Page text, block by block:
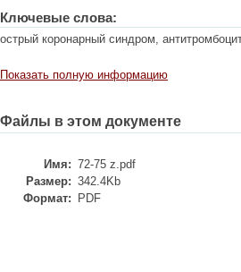
Ключевые слова:
острый коронарный синдром,
Показать полную информацию
Файлы в этом документе
Имя: 72-75 z.pdf
Размер: 342.4Kb
Формат:
PDF